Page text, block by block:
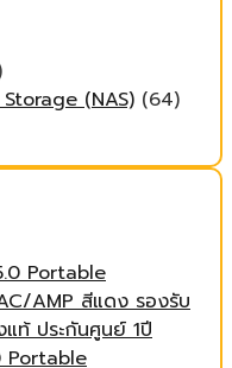
(NAS) (64)
Portable